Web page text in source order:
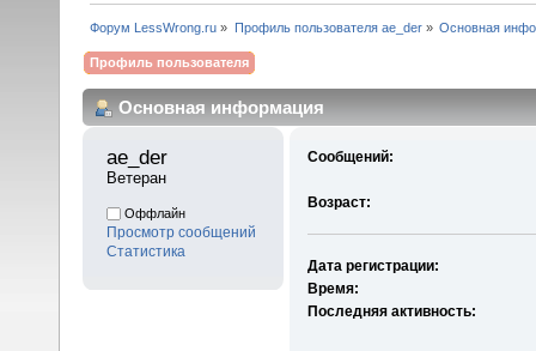
Форум LessWrong.ru » Профиль пользователя ae_der» Основная
Профиль пользователя
Основная информация
ae_der
Ветеран
Оффлайн
Просмотр сообщений
Статистика
Сообщений:
Возраст:
Дата регистрации:
Время:
Последняя активность: